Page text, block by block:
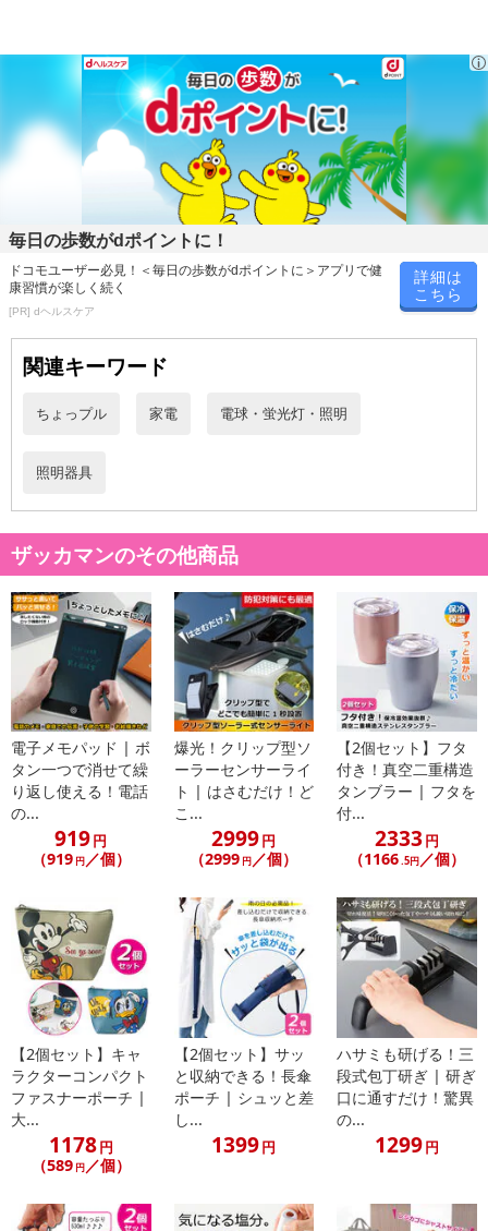
様々な場所でお役立てください♪
・原産国（最終加工地）：中国
・原材料/材質/素材：ABS・他
・商品サイズ：約19×3×1.6cm
使用電池：単4電池4本使用(別売り)
付属品：本体・両面テープ付きマグネットバー
・注意事項：
簡易包装での発送となります。
入荷の都合により仕様が変わる場合がございます
海外からの輸入品のため、箱にキズやへこみ、汚れが生じる場合
がございます。予めご了承ください。
防水ではございいません。
注意事項
商品到着時点でのお日持ち期間は、配送日数などにより異なります
のでご了承ください。
【キャンセルについて】
※お申込み後のキャンセルはお受けできません。
記載されている内容を必ずご確認いただき、お届けする商品セット
にご納得いただきましたうえでお申し込みください。
※パッケージ変更や商品リニューアル（成分など含む）等により、
参考の掲載画像や画像内のバーコードなど、お届け商品と多少異な
る場合がございます。
また、[新たな加工食品の原料原産地表示制度]の経過措置期間の終
了により、商品詳細内に記載の原産国・原材料の表記が旧表記の場
合がございます。
あらかじめご了承いただいた上でお申込みください。なお、本理由
によるお申込み後のキャンセル・返品交換は対応いたしかねます。
【お支払いについて】
※お支払い方法は、電話料金合算払い、クレジットカード払い、dポ
イントがご利用いただけます。
【発送・お届け・商品について】
※お申込み頂きました商品の同梱、お届けの日時指定はいたしかね
ます。
※お客様のご都合でお受取りいただけない場合、商品の再発送や返
金はいたしかねます。
また、お届け日時のご指定は、お受けできません。宅配業者からの
※発送予定日は前後する場合がございます。また商品によって発送
毎日の歩数がdポイントに！
ドコモユーザー必見！＜毎日の歩数がdポイントに＞アプリで健
康習慣が楽しく続く
[PR] dヘルスケア
詳細は
こちら
関連キーワード
ちょっプル 家電 電球・蛍光灯・照明
照明器具
ザッカマンのその他商品
電子メモパッド | ボ
タン一つで消せて繰
り返し使える！電話
の...
919円
（919 円／個）
爆光！クリップ型ソ
ーラーセンサーライ
ト | はさむだけ！ど
こ...
2999円
（2999 円／個）
【2個セット】フタ
付き！真空二重構造
タンブラー | フタを
付...
2333円
（1166.5円／個）
【2個セット】キャ
ラクターコンパクト
ファスナーポーチ |
大...
1178円
（589 円／個）
【2個セット】サッ
と収納できる！長傘
ポーチ | シュッと差
し...
1399円
ハサミも研げる！三
段式包丁研ぎ | 研ぎ
口に通すだけ！驚異
の...
1299円